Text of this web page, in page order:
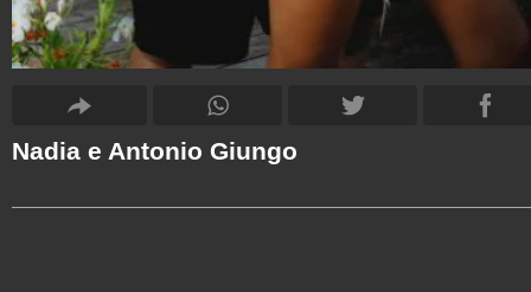
Nadia e Antonio Giungo